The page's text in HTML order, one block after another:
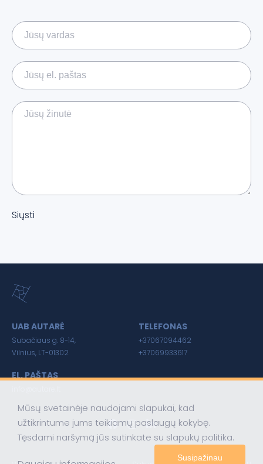
Siųsti
UAB AUTARĖ
Subačiaus g. 8-14,
Vilnius, LT-01302
TELEFONAS
+37067094462
+37069933617
EL. PAŠTAS
Mūsų svetainėje naudojami slapukai, kad
užtikrintume jums teikiamų paslaugų kokybę.
Tęsdami naršymą jūs sutinkate su slapukų politika.
Susipažinau